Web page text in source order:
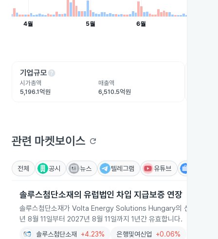
기업규모help
시가총액
5,196.1억원
매출액
6,510.5억원
관련 마켓보이스 refresh
전체 공시 뉴스 텔레그램 유튜브
솔루스첨단소재의 유럽법인 차입 지급보증 연장
솔루스첨단소재가 Volta Energy Solutions Hungary의 신한은행
년 8월 11일부터 2027년 8월 11일까지 1년간 유효합니다.
솔루스첨단소재 +4.23% 은행및여신업 +0.06%